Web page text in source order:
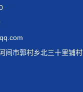
间市郭村乡北三十里铺村